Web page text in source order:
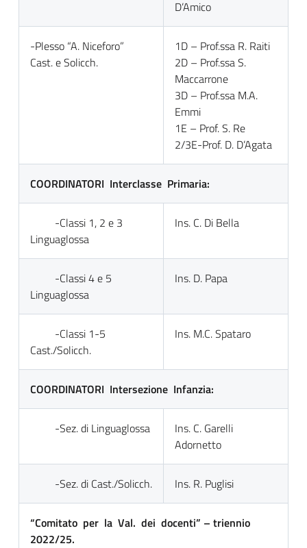
D’Amico
-Plesso “A. Niceforo”
Cast. e Solicch.
1D – Prof.ssa R. Raiti
2D – Prof.ssa S.
Maccarrone
3D – Prof.ssa M.A.
Emmi
1E – Prof. S. Re
2/3E-Prof. D. D’Agata
COORDINATORI Interclasse Primaria:
-Classi 1, 2 e 3
Linguaglossa
Ins. C. Di Bella
-Classi 4 e 5
Linguaglossa
Ins. D. Papa
-Classi 1-5
Cast./Solicch.
Ins. M.C. Spataro
COORDINATORI Intersezione Infanzia:
-Sez. di Linguaglossa
Ins. C. Garelli
Adornetto
-Sez. di Cast./Solicch. Ins. R. Puglisi
“Comitato per la Val. dei docenti” – triennio
2022/25.